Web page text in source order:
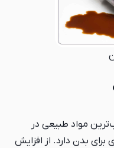
مواد طبیعی در
بدن دارد. از افزایش